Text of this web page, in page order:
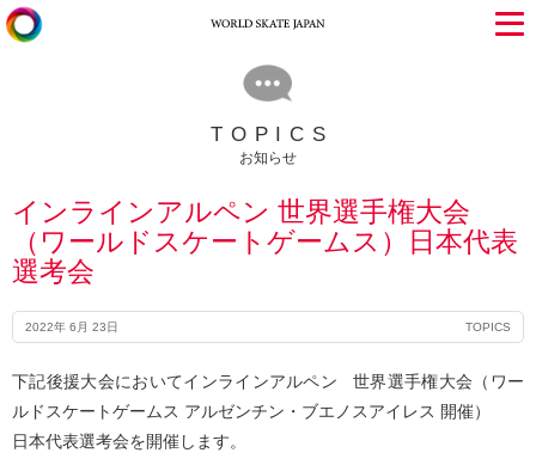
TOPICS
お知らせ
インラインアルペン 世界選手権大会
（ワールドスケートゲームス）日本代表
選考会
2022年 6月 23日 TOPICS
下記後援大会においてインラインアルペン 世界選手権大会（ワー
ルドスケートゲームス アルゼンチン・ブエノスアイレス 開催）
日本代表選考会を開催します。